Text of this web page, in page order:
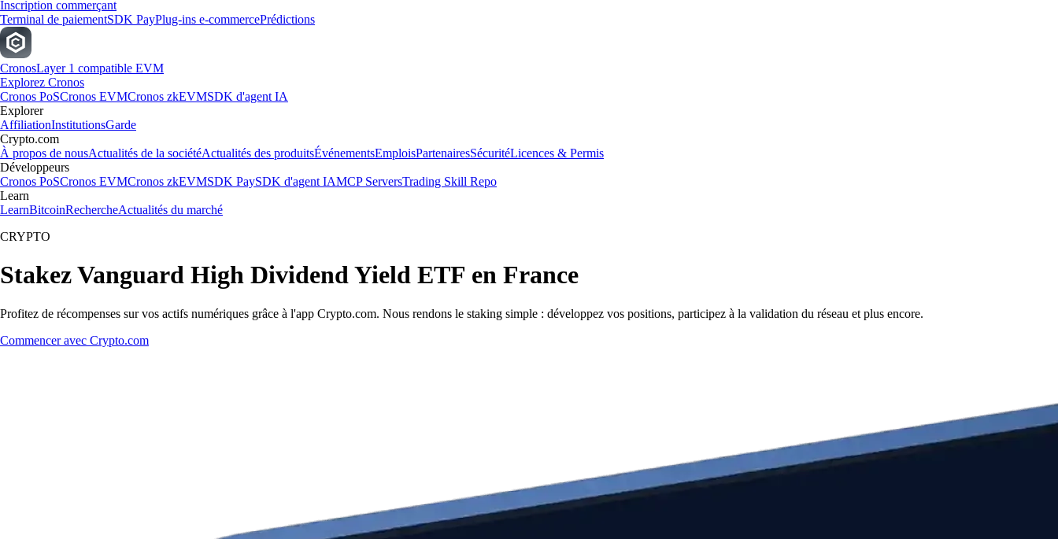
Inscription commerçant
Terminal de paiementSDK PayPlug-ins e-commercePrédictions
CronosLayer 1 compatible EVM
Explorez Cronos
Cronos PoSCronos EVMCronos zkEVMSDK d'agent IA
Explorer
AffiliationInstitutionsGarde
Crypto.com
À propos de nousActualités de la sociétéActualités des produitsÉvénementsEmploisPartenairesSécuritéLicences & Permis
Développeurs
Cronos PoSCronos EVMCronos zkEVMSDK PaySDK d'agent IAMCP ServersTrading Skill Repo
Learn
LearnBitcoinRechercheActualités du marché
CRYPTO
Stakez Vanguard High Dividend Yield ETF en France
Profitez de récompenses sur vos actifs numériques grâce à l'app Crypto.com. Nous rendons le staking simple : développez vos positions, participez à la validation du réseau et plus encore.
Commencer avec Crypto.com